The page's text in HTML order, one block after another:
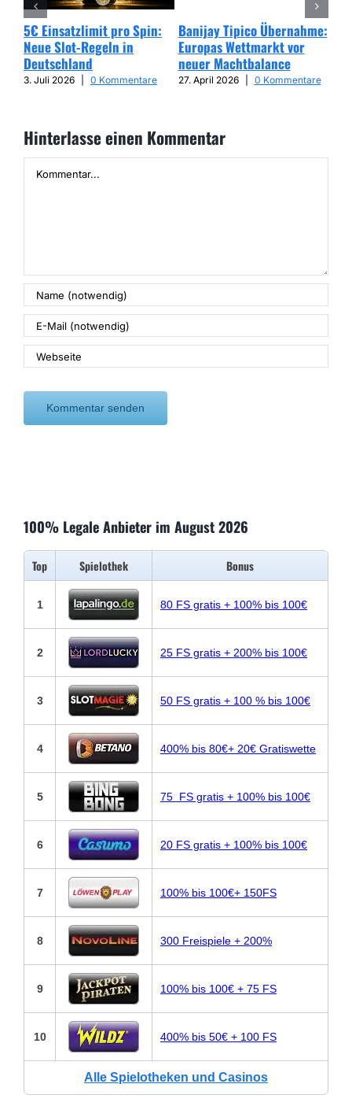
5€ Einsatzlimit pro Spin:
Neue Slot-Regeln in
Deutschland
3. Juli 2026 0 Kommentare
Banijay Tipico Übernahme:
Europas Wettmarkt vor
neuer Machtbalance
27. April 2026 0 Kommentare
Hinterlasse einen Kommentar
100% Legale Anbieter im August 2026
Top Spielothek Bonus
1 80 FS gratis + 100% bis 100€
2 25 FS gratis + 200% bis 100€
3 50 FS gratis + 100 % bis 100€
4 400% bis 80€+ 20€ Gratiswette
5 75 FS gratis + 100% bis 100€
6 20 FS gratis + 100% bis 100€
7 100% bis 100€+ 150FS
8 300 Freispiele + 200%
9 100% bis 100€ + 75 FS
10 400% bis 50€ + 100 FS
Alle Spielotheken und Casinos